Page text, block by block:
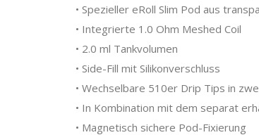
• Spezieller eRoll Slim Pod aus
• Integrierte 1.0 Ohm Meshed Coil
• 2.0 ml Tankvolumen
• Side-Fill mit Silikonverschluss
• Wechselbare 510er Drip Tips in
• In Kombination mit dem separat
• Magnetisch sichere Pod-Fixierung